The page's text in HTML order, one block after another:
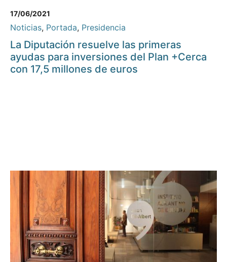
17/06/2021
Noticias, Portada, Presidencia
La Diputación resuelve las primeras
ayudas para inversiones del Plan +Cerca
con 17,5 millones de euros